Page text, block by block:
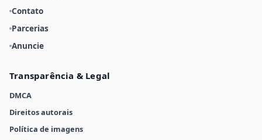
Contato
Parcerias
Anuncie
Transparência & Legal
DMCA
Direitos autorais
Política de imagens